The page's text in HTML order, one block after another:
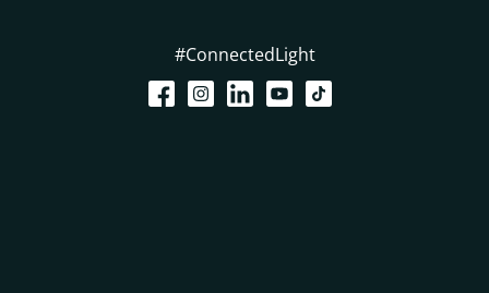
#ConnectedLight